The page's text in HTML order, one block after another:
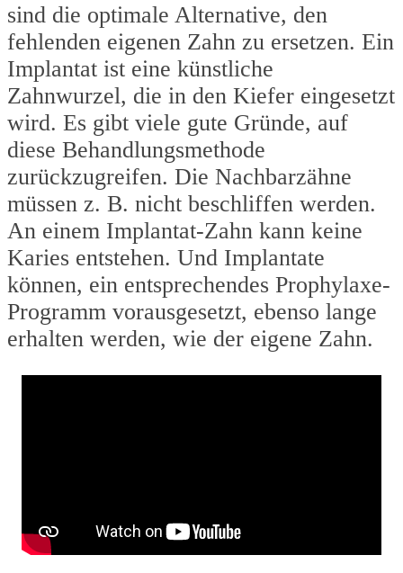
sind die optimale Alternative, den
fehlenden eigenen Zahn zu ersetzen. Ein
Implantat ist eine künstliche
Zahnwurzel, die in den Kiefer eingesetzt
wird. Es gibt viele gute Gründe, auf
diese Behandlungsmethode
zurückzugreifen. Die Nachbarzähne
müssen z. B. nicht beschliffen werden.
An einem Implantat-Zahn kann keine
Karies entstehen. Und Implantate
können, ein entsprechendes Prophylaxe-
Programm vorausgesetzt, ebenso lange
erhalten werden, wie der eigene Zahn.